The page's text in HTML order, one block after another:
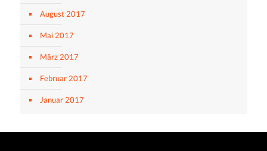
August 2017
Mai 2017
März 2017
Februar 2017
Januar 2017